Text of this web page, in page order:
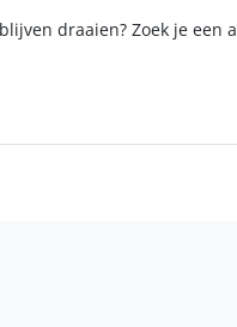
draaien? Zoek je een